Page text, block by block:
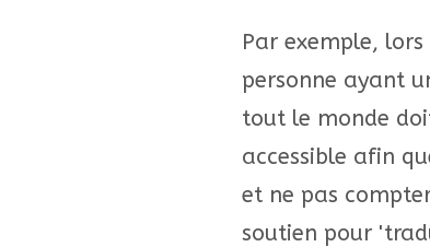
Par exemple,
personne ayant
tout le monde
accessible afin
et ne pas
soutien pour